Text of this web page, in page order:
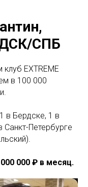
СПБ
EXTREME
в 100 000
1 в Бердске, 1 в
Петербурге
000 ₽ в месяц.